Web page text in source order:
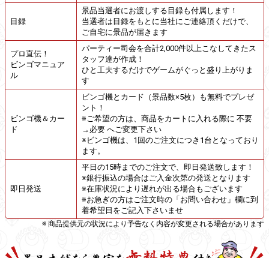
目録
景品当選者にお渡しする目録も付属します！
当選者は目録をもとに当社にご連絡頂くだけで、
ご自宅に景品が届きます
プロ直伝！
ビンゴマニュア
ル
パーティー司会を合計2,000件以上こなしてきたス
タッフ達が作成！
ひと工夫するだけでゲームがぐっと盛り上がりま
す
ビンゴ機＆カー
ド
ビンゴ機とカード（景品数×5枚）も無料でプレゼ
ント！
※ご希望の方は、商品をカートに入れる際に 不要
→必要 へご変更下さい
※ビンゴ機は、1回のご注文につき1台となっており
ます。
即日発送
平日の15時までのご注文で、即日発送致します！
※銀行振込の場合はご入金次第の発送となります
※在庫状況により遅れが出る場合もございます
※お急ぎの方はご注文時の「お問い合わせ」欄に到
着希望日をご記入下さいませ
※ 商品提供元の状況により予告なく内容が変更される場合があります